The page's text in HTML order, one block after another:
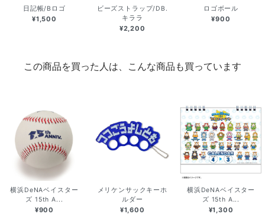
日記帳/Bロゴ
¥1,500
ビーズストラップ/DB.
キララ
¥2,200
ロゴボール
¥900
この商品を買った人は、こんな商品も買っています
横浜DeNAベイスター
ズ 15th A...
¥900
メリケンサックキーホ
ルダー
¥1,600
横浜DeNAベイスター
ズ 15th A...
¥1,300